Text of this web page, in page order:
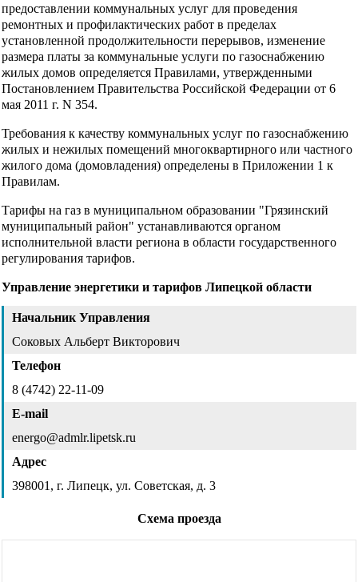
предоставлении коммунальных услуг для проведения
ремонтных и профилактических работ в пределах
установленной продолжительности перерывов, изменение
размера платы за коммунальные услуги по газоснабжению
жилых домов определяется Правилами, утвержденными
Постановлением Правительства Российской Федерации от 6
мая 2011 г. N 354.
Требования к качеству коммунальных услуг по газоснабжению
жилых и нежилых помещений многоквартирного или частного
жилого дома (домовладения) определены в Приложении 1 к
Правилам.
Тарифы на газ в муниципальном образовании "Грязинский
муниципальный район" устанавливаются органом
исполнительной власти региона в области государственного
регулирования тарифов.
Управление энергетики и тарифов Липецкой области
Начальник Управления
Соковых Альберт Викторович
Телефон
8 (4742) 22-11-09
E-mail
energo@admlr.lipetsk.ru
Адрес
398001, г. Липецк, ул. Советская, д. 3
Схема проезда